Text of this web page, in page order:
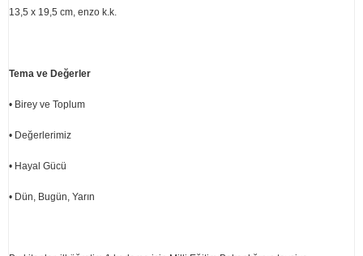
13,5 x 19,5 cm, enzo k.k.
Tema ve Değerler
• Birey ve Toplum
• Değerlerimiz
• Hayal Gücü
• Dün, Bugün, Yarın